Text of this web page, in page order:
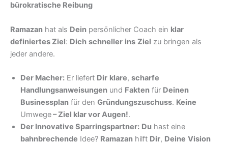
bürokratische Reibung
Ramazan hat als Dein persönlicher Coach ein klar
definiertes Ziel: Dich schneller ins Ziel zu bringen als
jeder andere.
Der Macher: Er liefert Dir klare, scharfe
Handlungsanweisungen und Fakten für Deinen
Businessplan für den Gründungszuschuss. Keine
Umwege–Ziel klar vor Augen!.
Der Innovative Sparringspartner: Du hast eine
bahnbrechende Idee? Ramazan hilft Dir, Deine Vision